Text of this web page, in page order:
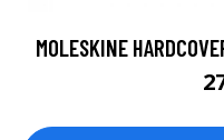
MOLESKINE